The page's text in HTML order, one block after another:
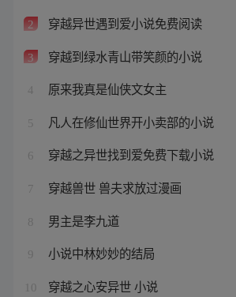
2 穿越异世遇到爱小说免费阅读
3 穿越到绿水青山带笑颜的小说
4 原来我真是仙侠文女主
5 凡人在修仙世界开小卖部的小说
6 穿越之异世找到爱免费下载小说
7 穿越兽世 兽夫求放过漫画
8 男主是李九道
9 小说中林妙妙的结局
10 穿越之心安异世 小说